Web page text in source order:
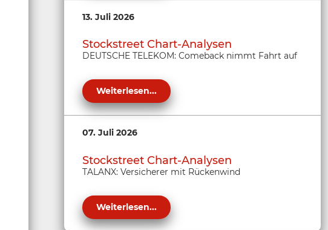
13. Juli 2026
Stockstreet Chart-Analysen
DEUTSCHE TELEKOM: Comeback nimmt Fahrt auf
Weiterlesen...
07. Juli 2026
Stockstreet Chart-Analysen
TALANX: Versicherer mit Rückenwind
Weiterlesen...